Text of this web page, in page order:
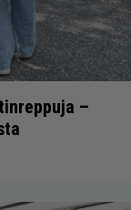
–